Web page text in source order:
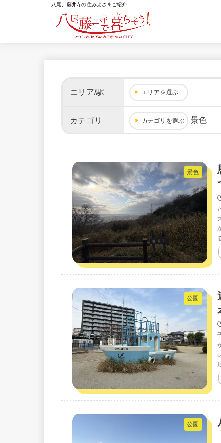
八尾、藤井寺の住みよさをご紹介
エリア/駅 エリアを選ぶ
カテゴリ カテゴリを選ぶ 景色
景色
公園
公園